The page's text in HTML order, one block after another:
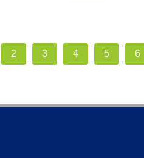
2 3 4 5 6